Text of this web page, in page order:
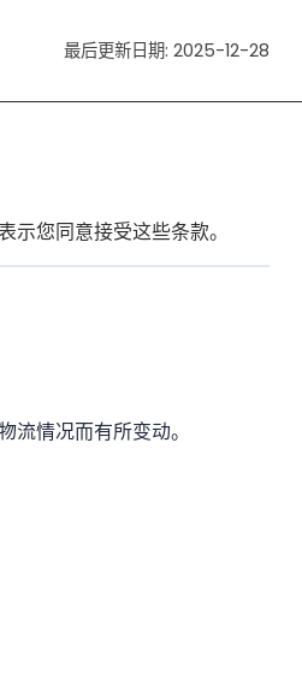
最后更新日期: 2025-12-28
您同意接受这些条款。
情况而有所变动。